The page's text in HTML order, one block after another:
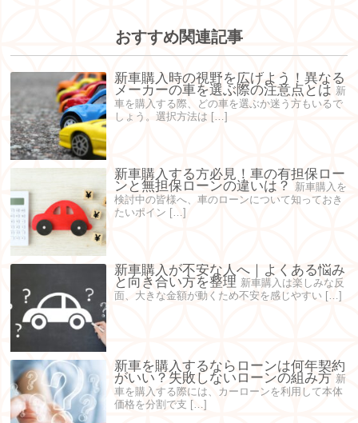
おすすめ関連記事
新車購入時の視野を広げよう！異なる
メーカーの車を選ぶ際の注意点とは 新
車を購入する際、どの車を選ぶか迷う方もいるで
しょう。選択方法は […]
新車購入する方必見！車の有担保ロー
ンと無担保ローンの違いは？
新車購入を
検討中の皆様へ、車のローンについて知っておき
たいポイン […]
新車購入が不安な人へ｜よくある悩み
と向き合い方を整理 新車購入は楽しみな反
面、大きな金額が動くため不安を感じやすい […]
新車を購入するならローンは何年契約
がいい？失敗しないローンの組み方 新
車を購入する際には、カーローンを利用して本体
価格を分割で支 […]